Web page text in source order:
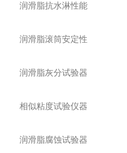
润滑脂抗水淋性能
润滑脂滚筒安定性
润滑脂灰分试验器
相似粘度试验仪器
润滑脂腐蚀试验器